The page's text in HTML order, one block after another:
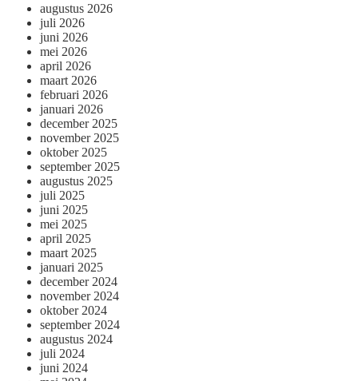
augustus 2026
juli 2026
juni 2026
mei 2026
april 2026
maart 2026
februari 2026
januari 2026
december 2025
november 2025
oktober 2025
september 2025
augustus 2025
juli 2025
juni 2025
mei 2025
april 2025
maart 2025
januari 2025
december 2024
november 2024
oktober 2024
september 2024
augustus 2024
juli 2024
juni 2024